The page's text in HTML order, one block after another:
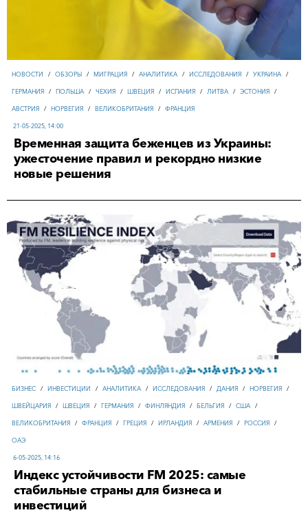
НОВОСТИ / ОБЗОРЫ / МИГРАЦИЯ / АНАЛИТИКА / ИССЛЕДОВАНИЯ / УКРАИНА /
ГЕРМАНИЯ / ПОЛЬША / ЧЕХИЯ / ШВЕЦИЯ / ИСПАНИЯ / ЛИТВА / ЭСТОНИЯ /
АВСТРИЯ / НОРВЕГИЯ / ВЕЛИКОБРИТАНИЯ / ФРАНЦИЯ
21-05-2025, 14:00
Временная защита беженцев из Украины:
ужесточение правил и рекордно низкие
новые решения
БИЗНЕС / ИНВЕСТИЦИИ / АНАЛИТИКА / ИССЛЕДОВАНИЯ / ДАНИЯ / НОРВЕГИЯ /
ШВЕЙЦАРИЯ / ШВЕЦИЯ / ГЕРМАНИЯ / ФИНЛЯНДИЯ / БЕЛЬГИЯ / США /
ВЕЛИКОБРИТАНИЯ / ФРАНЦИЯ / ГРЕЦИЯ / ИРЛАНДИЯ / АРМЕНИЯ / РОССИЯ /
ОАЭ
6-05-2025, 14:16
Индекс устойчивости FM 2025: самые
стабильные страны для бизнеса и
инвестиций